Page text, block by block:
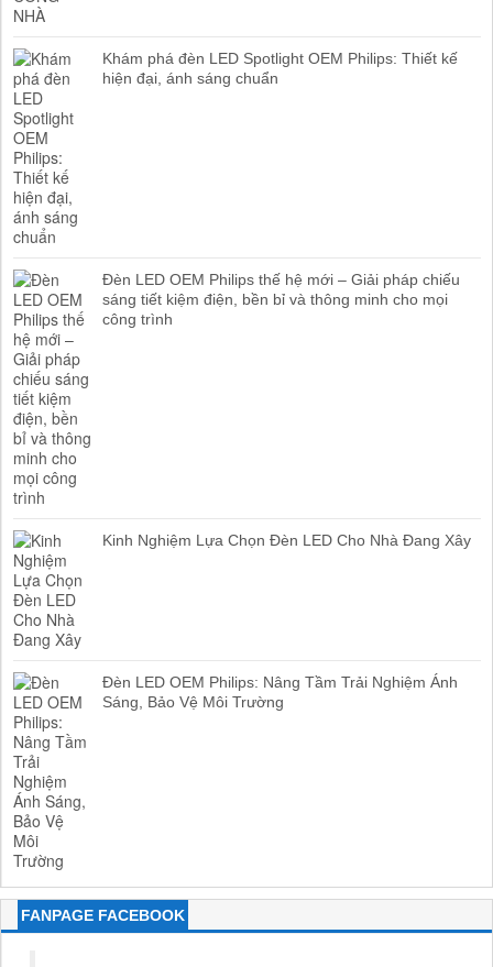
Khám phá đèn LED Spotlight OEM Philips: Thiết kế
hiện đại, ánh sáng chuẩn
Đèn LED OEM Philips thế hệ mới – Giải pháp chiếu
sáng tiết kiệm điện, bền bỉ và thông minh cho mọi
công trình
Kinh Nghiệm Lựa Chọn Đèn LED Cho Nhà Đang Xây
Đèn LED OEM Philips: Nâng Tầm Trải Nghiệm Ánh
Sáng, Bảo Vệ Môi Trường
FANPAGE FACEBOOK